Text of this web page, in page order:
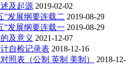
及起源 2019-02-02
”发展纲要连载二 2019-08-29
”发展纲要连载一 2019-08-29
及意义 2021-12-07
自检记录表 2018-12-16
照表（公制 英制 美制）
2018-12-